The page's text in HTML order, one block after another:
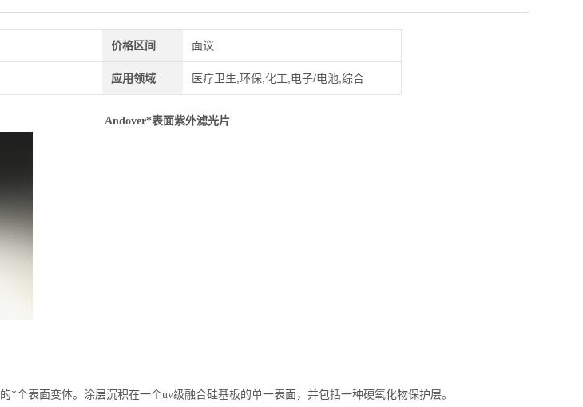
价格区间 面议
应用领域 医疗卫生,环保,化工,电子/电池,综合
Andover*表面紫外滤光片
的*个表面变体。涂层沉积在一个uv级融合硅基板的单一表面，并包括一种硬氧化物保护层。